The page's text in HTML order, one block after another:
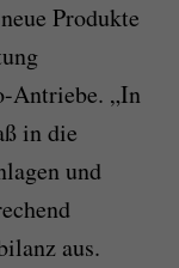
Produkte
Antriebe. „In
in die
und
aus.